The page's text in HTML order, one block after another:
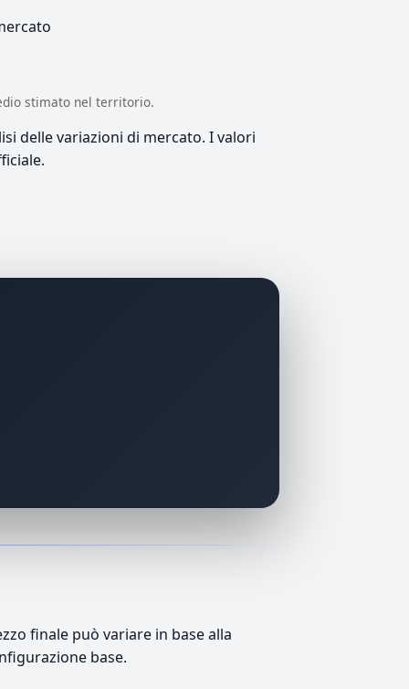
stimato nel territorio.
delle variazioni di mercato. I valori
finale può variare in base alla
base.